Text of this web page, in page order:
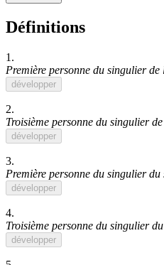
Définitions
1.
Première personne du singulier
développer
2.
Troisième personne du singulier
développer
3.
Première personne du singulier
développer
4.
Troisième personne du singulier
développer